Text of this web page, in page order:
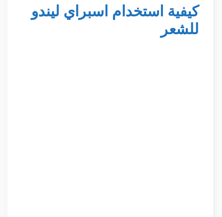
كيفية استخدام اسبراي ليندو
للشعر